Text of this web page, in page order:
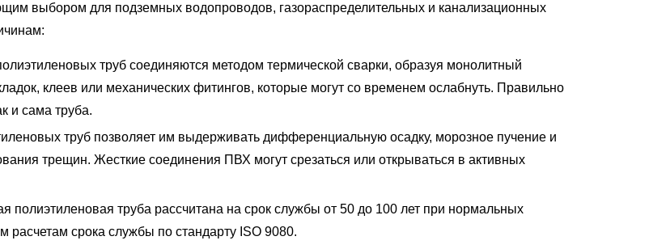
выбором для подземных водопроводов, газораспределительных и канализационных
труб соединяются методом термической сварки, образуя монолитный
клеев или механических фитингов, которые могут со временем ослабнуть. Правильно
и сама труба.
труб позволяет им выдерживать дифференциальную осадку, морозное пучение и
трещин. Жесткие соединения ПВХ могут срезаться или открываться в активных
полиэтиленовая труба рассчитана на срок службы от 50 до 100 лет при нормальных
расчетам срока службы по стандарту ISO 9080.